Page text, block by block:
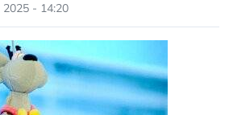
- 14:20